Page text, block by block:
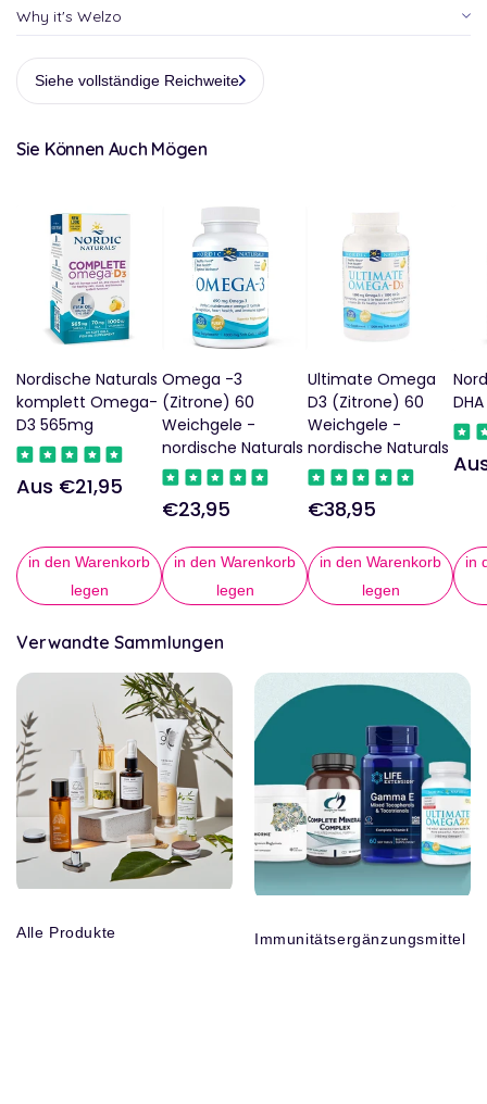
Why it's Welzo
Siehe vollständige Reichweite
Sie Können Auch Mögen
Nordische Naturals
komplett Omega-
D3 565mg
Regulärer
Aus €21,95
in den Warenkorb
legen
Omega -3
(Zitrone) 60
Weichgele -
nordische Naturals
Regulärer
€23,95
in den Warenkorb
legen
Ultimate Omega
D3 (Zitrone) 60
Weichgele -
nordische Naturals
Regulärer
€38,95
in den Warenkorb
legen
in
Verwandte Sammlungen
Alle Produkte Immunitätsergänzungsmittel